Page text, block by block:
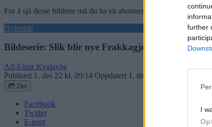
further
I
For å sjå desse bildene må du ha eit abonnement.
Nyhende
Bildeserie: Slik blir nye Frakkagjerd
Alf-Einar Kvalavåg
Publisert 1. des 22 kl. 09:14 Oppdatert 1. des 22 kl. 11:27
Del
Facebook
Twitter
E-post